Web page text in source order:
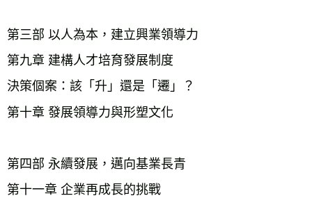
第三部 以人為本，建立興業領導力
第九章 建構人才培育發展制度
決策個案：該「升」還是「遷」？
第十章 發展領導力與形塑文化
第四部 永續發展，邁向基業長青
第十一章 企業再成長的挑戰